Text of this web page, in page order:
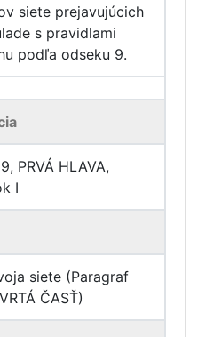
siete prejavujúcich
s pravidlami
podľa odseku 9.
PRVÁ HLAVA,
I
siete (Paragraf
ČASŤ)